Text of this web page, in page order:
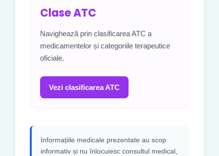
Clase ATC
Navighează prin clasificarea ATC a
medicamentelor și categoriile terapeutice
oficiale.
Vezi clasificarea ATC
Informațiile medicale prezentate au scop
informativ și nu înlocuiesc consultul medical,